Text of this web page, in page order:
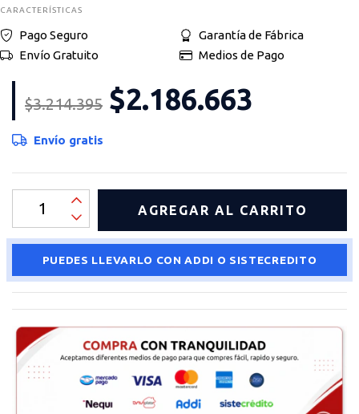
CARACTERÍSTICAS
Pago Seguro
Envío Gratuito
Garantía de Fábrica
Medios de Pago
$3.214.395 $2.186.663
Envío gratis
PUEDES LLEVARLO CON ADDI O SISTECREDITO